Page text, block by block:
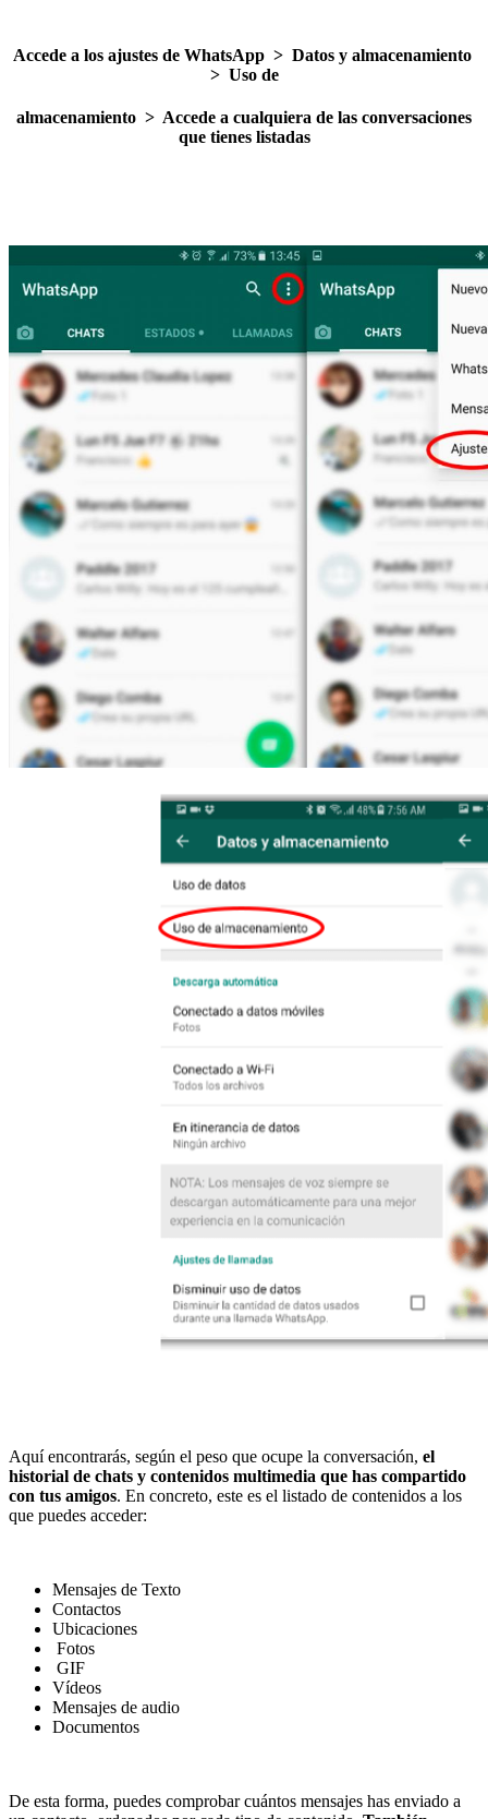
Accede a los ajustes de WhatsApp > Datos y almacenamiento
> Uso de
almacenamiento > Accede a cualquiera de las conversaciones
que tienes listadas
Aquí encontrarás, según el peso que ocupe la conversación, el
historial de chats y contenidos multimedia que has compartido
con tus amigos. En concreto, este es el listado de contenidos a los
que puedes acceder:
Mensajes de Texto
Contactos
Ubicaciones
Fotos
GIF
Vídeos
Mensajes de audio
Documentos
De esta forma, puedes comprobar cuántos mensajes has enviado a